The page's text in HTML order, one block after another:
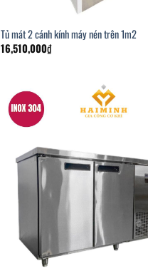
Tủ mát 2 cánh kính máy nén trên 1m2
16,510,000₫